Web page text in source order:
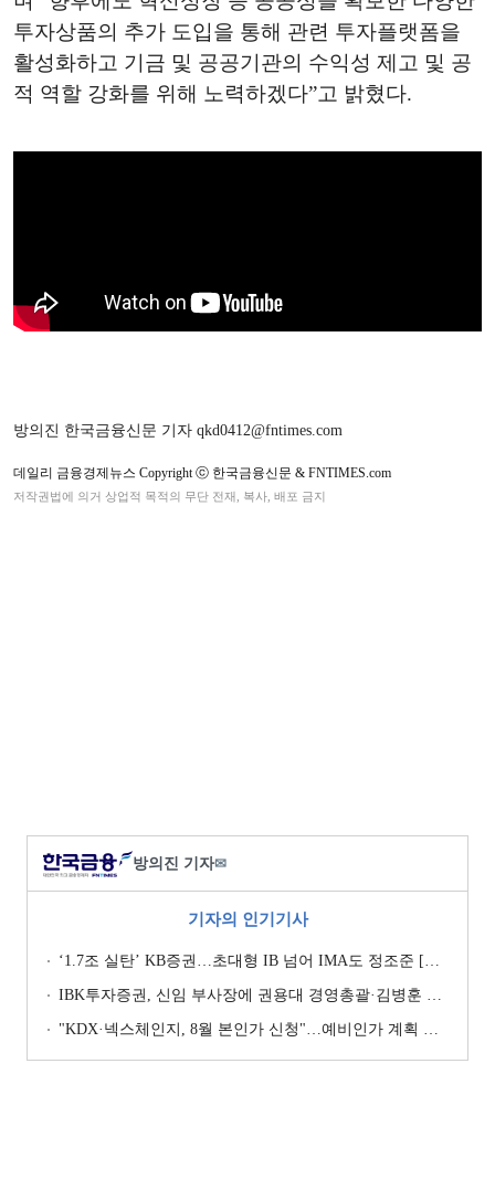
투자상품의 추가 도입을 통해 관련 투자플랫폼을
활성화하고 기금 및 공공기관의 수익성 제고 및 공
적 역할 강화를 위해 노력하겠다”고 밝혔다.
방의진 한국금융신문 기자 qkd0412@fntimes.com
데일리 금융경제뉴스 Copyright ⓒ 한국금융신문 & FNTIMES.com
저작권법에 의거 상업적 목적의 무단 전재, 복사, 배포 금지
방의진 기자✉
기자의 인기기사
‘1.7조 실탄’ KB증권…초대형 IB 넘어 IMA도 정조준 [전업계 추격하는 은행계 증권사 (2)]
IBK투자증권, 신임 부사장에 권용대 경영총괄·김병훈 생산적금융 총괄 선임
"KDX·넥스체인지, 8월 본인가 신청"…예비인가 계획 이행 '박차' [KDX vs NXT컨소 본인가 레이스 (상)]